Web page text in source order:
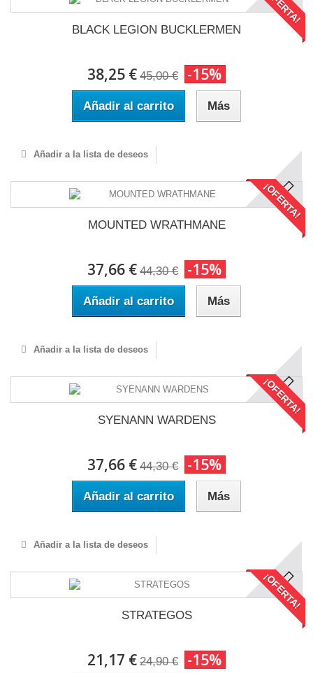
BLACK LEGION BUCKLERMEN
38,25 € 45,00 € -15%
Añadir al carrito Más
Añadir a la lista de deseos
¡OFERTA!
MOUNTED WRATHMANE
37,66 € 44,30 € -15%
Añadir al carrito Más
Añadir a la lista de deseos
¡OFERTA!
SYENANN WARDENS
37,66 € 44,30 € -15%
Añadir al carrito Más
Añadir a la lista de deseos
¡OFERTA!
STRATEGOS
21,17 € 24,90 € -15%